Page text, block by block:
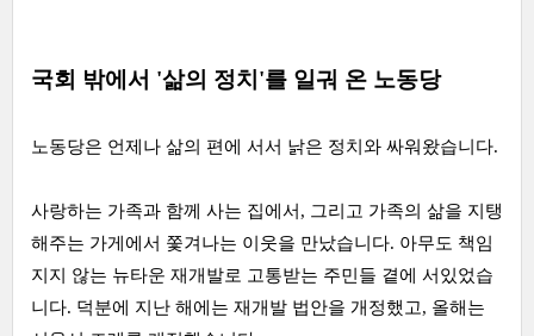
국회 밖에서 '삶의 정치'를 일궈 온 노동당
노동당은 언제나 삶의 편에 서서 낡은 정치와 싸워왔습니다.
사랑하는 가족과 함께 사는 집에서, 그리고 가족의 삶을 지탱
해주는 가게에서 쫓겨나는 이웃을 만났습니다. 아무도 책임
지지 않는 뉴타운 재개발로 고통받는 주민들 곁에 서있었습
니다. 덕분에 지난 해에는 재개발 법안을 개정했고, 올해는